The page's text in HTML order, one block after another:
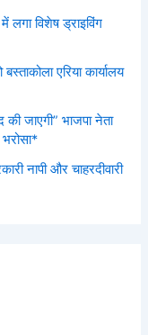
विशेष ड्राइविंग
एरिया कार्यालय
जाएगी” भाजपा नेता
नापी और चाहरदीवारी